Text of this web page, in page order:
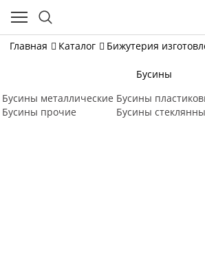
Главная Каталог Бижутерия
Бусины
Бусины металлические Бусины
Бусины прочие
Бусины